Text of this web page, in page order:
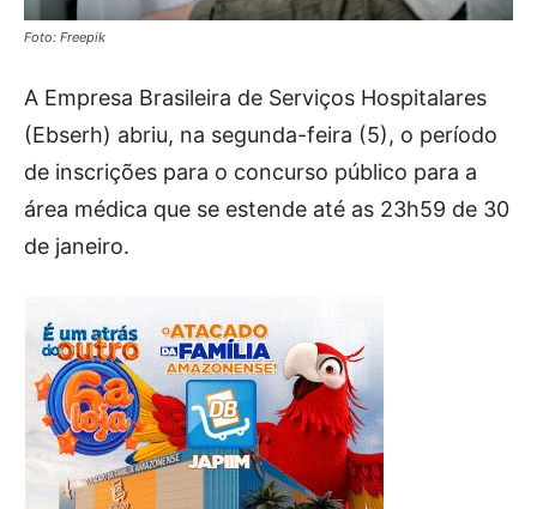
Foto: Freepik
A Empresa Brasileira de Serviços Hospitalares
(Ebserh) abriu, na segunda-feira (5), o período
de inscrições para o concurso público para a
área médica que se estende até as 23h59 de 30
de janeiro.